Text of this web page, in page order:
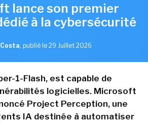
lance son premier
à la cybersécurité
, publié le 29 Juillet 2026
1-Flash, est capable de
logicielles. Microsoft
Project Perception, une
IA destinée à automatiser